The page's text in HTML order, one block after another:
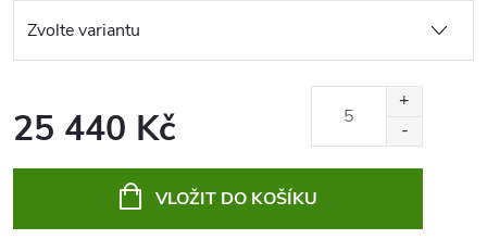
25 440 Kč
VLOŽIT DO KOŠÍKU